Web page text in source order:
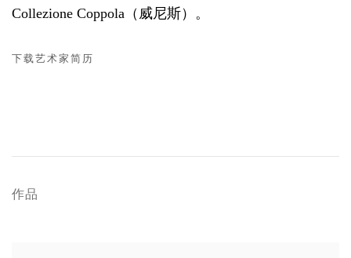
Collezione Coppola（威尼斯）。
下载艺术家简历
作品